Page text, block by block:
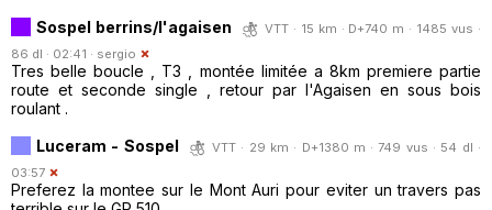
Sospel berrins/l'agaisen
VTT · 15 km · D+740 m · 1485 vus ·
86 dl · 02:41 · sergio
Tres belle boucle , T3 , montée limitée a 8km premiere partie
route et seconde single , retour par l'Agaisen en sous bois
roulant .
Luceram - Sospel
VTT · 29 km · D+1380 m · 749 vus · 54 dl ·
03:57
Preferez la montee sur le Mont Auri pour eviter un travers pas